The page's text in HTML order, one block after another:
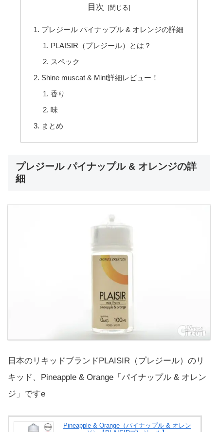
目次
プレジール パイナップル & オレンジの詳細
PLAISIR（プレジール）とは？
スペック
Shine muscat & Mint詳細レビュー！
香り
味
まとめ
プレジール パイナップル & オレンジの詳
細
日本のリキッドブランドPLAISIR（プレジール）のリ
キッド、Pineapple & Orange「パイナップル & オレン
ジ」ですe
Pineapple & Orange（パイナップル & オレン